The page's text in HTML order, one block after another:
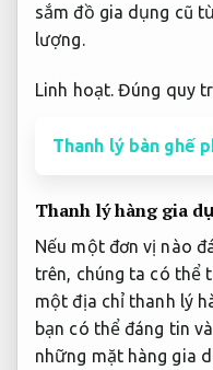
sắm đồ gia dụng cũ
lượng.
Linh hoạt. Đúng quy
Thanh lý bàn ghế
Thanh lý hàng gia
Nếu một đơn vị nào
trên, chúng ta có thể
một địa chỉ thanh lý
bạn có thể đáng tin
những mặt hàng gia